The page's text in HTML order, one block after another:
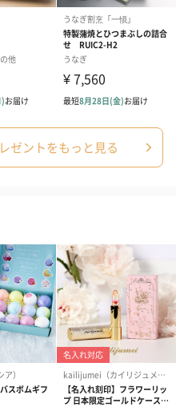
ゼントをもっと見る